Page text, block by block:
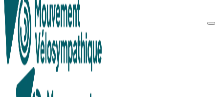
Recherche en cours...